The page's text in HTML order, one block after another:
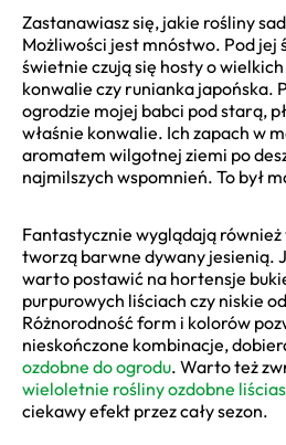
Zastanawiasz się, jakie rośliny
Możliwości jest mnóstwo. Pod
świetnie czują się hosty o
konwalie czy runianka japońska.
ogrodzie mojej babci pod starą,
właśnie konwalie. Ich zapach w
aromatem wilgotnej ziemi po
najmilszych wspomnień. To był
Fantastycznie wyglądają
tworzą barwne dywany jesienią.
warto postawić na hortensje
purpurowych liściach czy niskie
Różnorodność form i kolorów
nieskończone kombinacje,
ozdobne do ogrodu. Warto też
wieloletnie rośliny ozdobne
ciekawy efekt przez cały sezon.